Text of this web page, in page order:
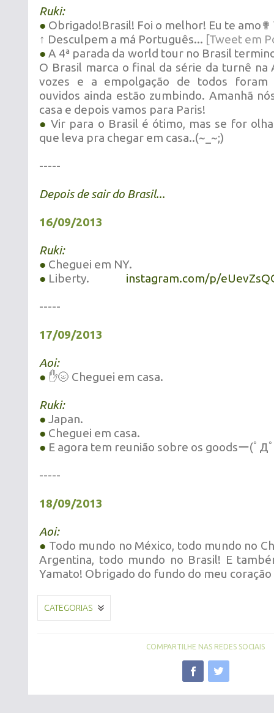
Ruki:
● Obrigado!Brasil! Foi o melhor! Eu te amo✟
↑ Desculpem a má Português... [Tweet em
● A 4ª parada da world tour no Brasil
O Brasil marca o final da série da turnê na
vozes e a empolgação de todos foram
ouvidos ainda estão zumbindo. Amanhã
casa e depois vamos para Paris!
● Vir para o Brasil é ótimo, mas se for
que leva pra chegar em casa..(~_~;)
-----
Depois de sair do Brasil...
16/09/2013
Ruki:
● Cheguei em NY.
● Liberty. instagram.com/p/
-----
17/09/2013
Aoi:
● ✋🌝 Cheguei em casa.
Ruki:
● Japan.
● Cheguei em casa.
● E agora tem reunião sobre os goodsー(ﾟД
-----
18/09/2013
Aoi:
● Todo mundo no México, todo mundo no
Argentina, todo mundo no Brasil! E
Yamato! Obrigado do fundo do meu
CATEGORIAS
COMPARTILHE NAS REDES SOCIAIS